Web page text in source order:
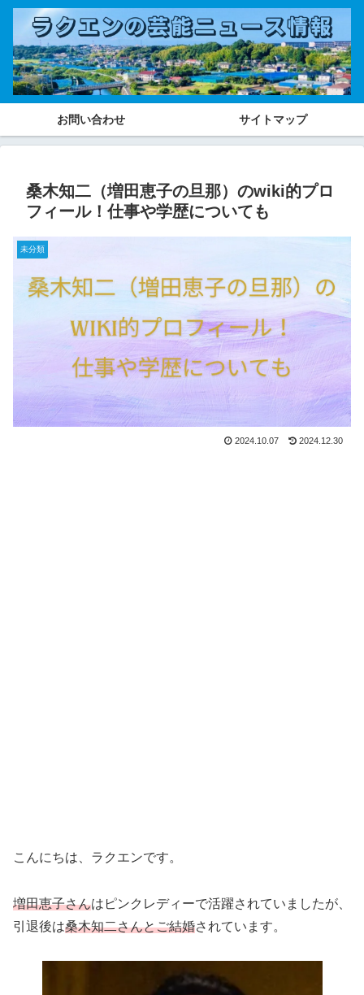
お問い合わせ サイトマップ
桑木知二（増田恵子の旦那）のwiki的プロ
フィール！仕事や学歴についても
未分類
2024.10.07 2024.12.30
こんにちは、ラクエンです。
増田恵子さんはピンクレディーで活躍されていましたが、
引退後は桑木知二さんとご結婚されています。